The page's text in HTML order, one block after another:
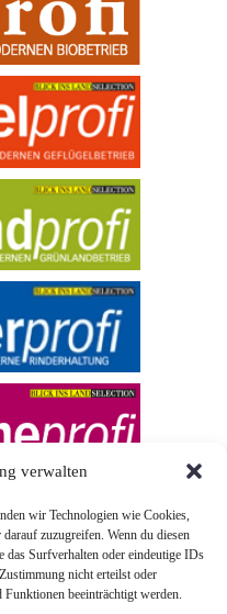
verwalten
wir Technologien wie Cookies,
zuzugreifen. Wenn du diesen
Surfverhalten oder eindeutige IDs
nicht erteilst oder
beeinträchtigt werden.